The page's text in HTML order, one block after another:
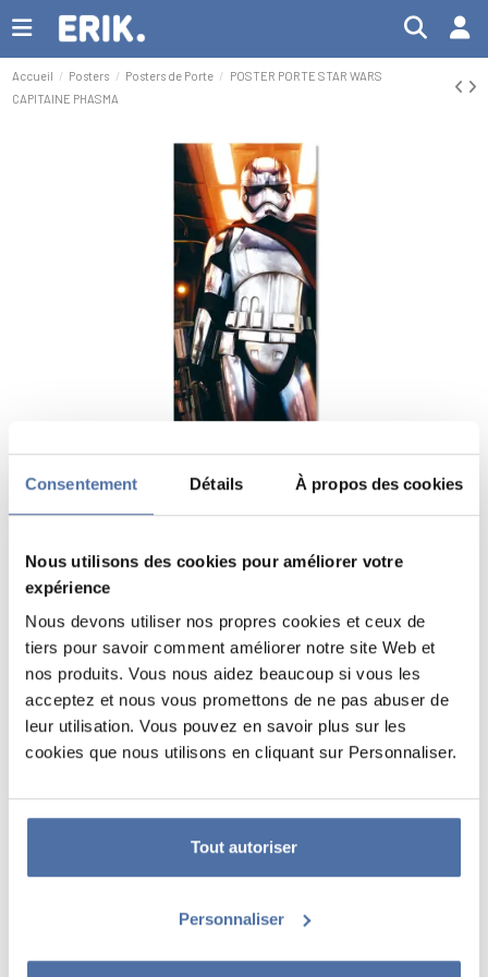
Consentement Détails À propos des cookies
Nous utilisons des cookies pour améliorer votre
expérience
Nous devons utiliser nos propres cookies et ceux de
tiers pour savoir comment améliorer notre site Web et
nos produits. Vous nous aidez beaucoup si vous les
acceptez et nous vous promettons de ne pas abuser de
leur utilisation. Vous pouvez en savoir plus sur les
cookies que nous utilisons en cliquant sur Personnaliser.
Tout autoriser
Personnaliser
Accueil Posters Posters de Porte
POSTER PORTE STAR WARS
CAPITAINE PHASMA
POSTER PORTE STAR WARS
Il mesure 53 x 158 cm et est imprimé sur du papier brillant de haute
qualité 150 g. Il est envoyé roulé.